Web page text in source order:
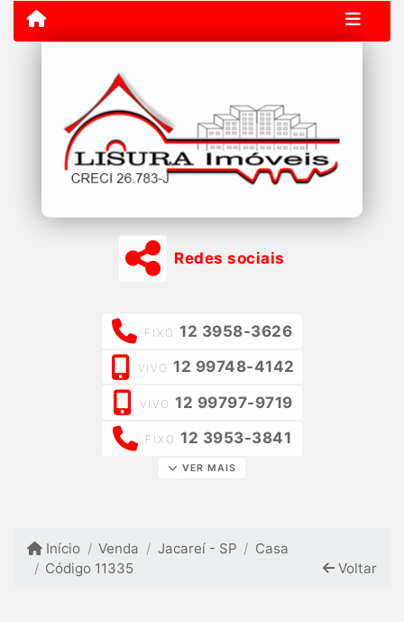
Redes sociais
FIXO 12 3958-3626
VIVO 12 99748-4142
VIVO 12 99797-9719
FIXO 12 3953-3841
VER MAIS
Início Venda Jacareí - SP
Casa
Código 11335
Voltar